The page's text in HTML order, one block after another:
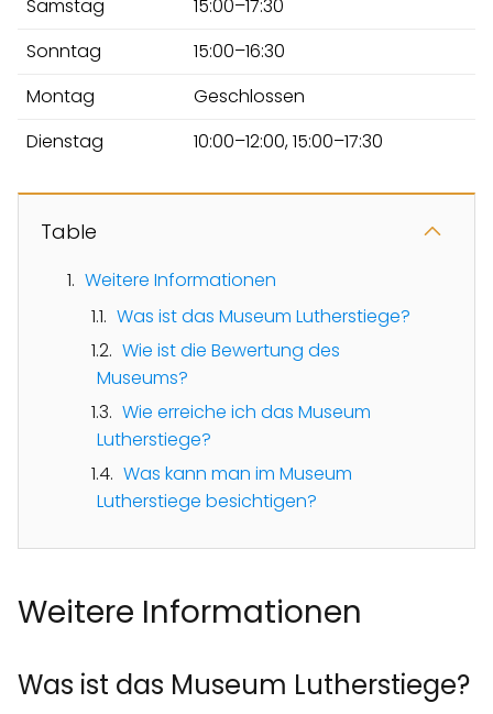
Samstag
15:00–17:30
Sonntag
15:00–16:30
Montag
Geschlossen
Dienstag
10:00–12:00, 15:00–17:30
Table
Weitere Informationen
Was ist das Museum Lutherstiege?
Wie ist die Bewertung des
Museums?
Wie erreiche ich das Museum
Lutherstiege?
Was kann man im Museum
Lutherstiege besichtigen?
Weitere Informationen
Was ist das Museum Lutherstiege?